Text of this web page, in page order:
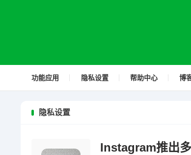
功能应用 隐私设置 帮助中心 博
隐私设置
Instagram推出